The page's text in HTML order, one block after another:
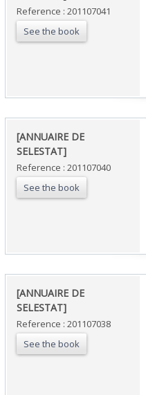
Reference : 201107041
See the book
‎[ANNUAIRE DE
SELESTAT]‎
Reference : 201107040
See the book
‎[ANNUAIRE DE
SELESTAT]‎
Reference : 201107038
See the book